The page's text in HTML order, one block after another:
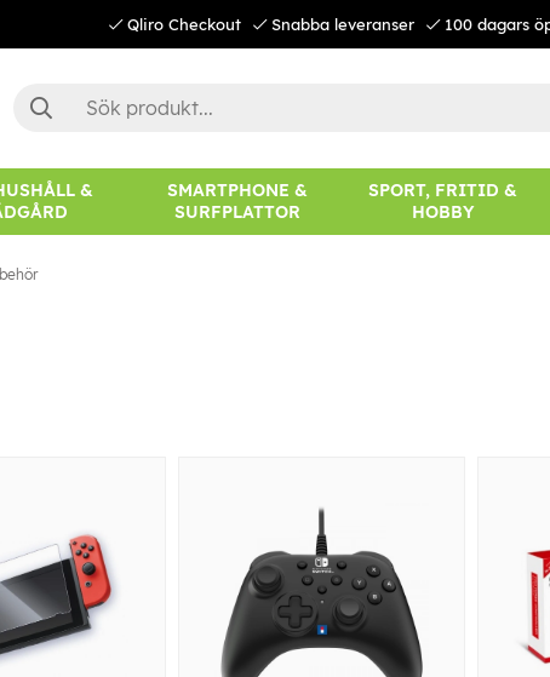
Qliro Checkout Snabba leveranser 100 dagars
&
SMARTPHONE &
SURFPLATTOR
SPORT, FRITID &
HOBBY